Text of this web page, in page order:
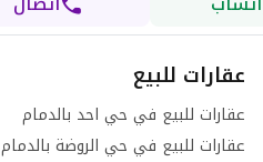
عقارات للبيع
عقارات للبيع في حي احد بالدمام
عقارات للبيع في حي الروضة بالدمام